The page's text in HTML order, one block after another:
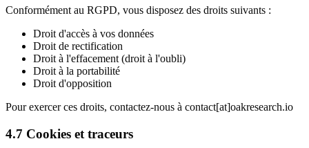
Conformément au RGPD, vous disposez des droits suivants :
Droit d'accès à vos données
Droit de rectification
Droit à l'effacement (droit à l'oubli)
Droit à la portabilité
Droit d'opposition
Pour exercer ces droits, contactez-nous à contact[at]oakresearch.io
4.7 Cookies et traceurs